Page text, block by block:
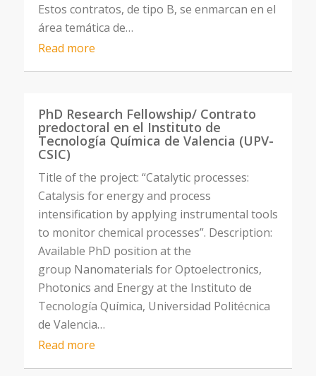
Estos contratos, de tipo B, se enmarcan en el
área temática de…
Read more
PhD Research Fellowship/ Contrato
predoctoral en el Instituto de
Tecnología Química de Valencia (UPV-
CSIC)
Title of the project: “Catalytic processes:
Catalysis for energy and process
intensification by applying instrumental tools
to monitor chemical processes”. Description:
Available PhD position at the
group Nanomaterials for Optoelectronics,
Photonics and Energy at the Instituto de
Tecnología Química, Universidad Politécnica
de Valencia…
Read more